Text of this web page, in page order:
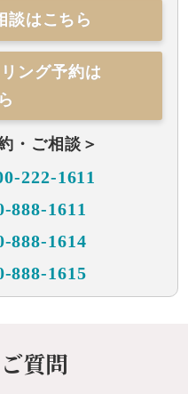
談はこちら
ング予約は
・ご相談＞
222-1611
888-1611
888-1614
888-1615
質問